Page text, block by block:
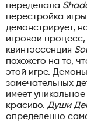
переделала
перестройка
демонстрирует,
игровой
квинтэссенция
похожего на то,
этой игре.
замечательных
имеет
красиво. Души
определенно